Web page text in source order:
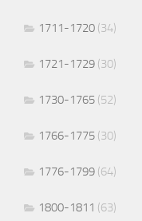
1711-1720 (34)
1721-1729 (30)
1730-1765 (52)
1766-1775 (30)
1776-1799 (64)
1800-1811 (63)